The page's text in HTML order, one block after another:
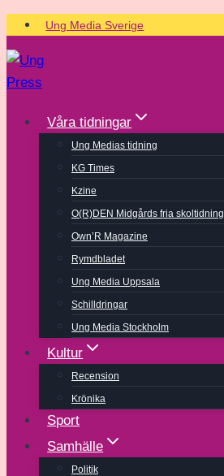
Skip
to
content
Ung Media Sverige
Våra tidningar
Ung Medias tidning
KG Times
Kzine
O(R)DEN Midgårds fria skoltidning
Own’R Magazine
Rymdbladet
Ung Media Uppsala
Schilldringar
Ung Media Stockholm
Kultur
Recension
Krönika
Sport
Samhälle
Politik